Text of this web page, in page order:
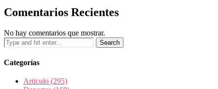
Comentarios Recientes
No hay comentarios que mostrar.
Categorías
Articulo (295)